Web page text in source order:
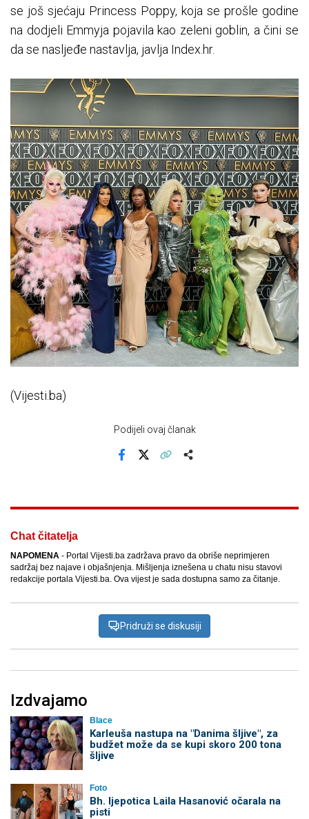
se još sjećaju Princess Poppy, koja se prošle godine
na dodjeli Emmyja pojavila kao zeleni goblin, a čini se
da se nasljeđe nastavlja, javlja Index.hr.
(Vijesti.ba)
Podijeli ovaj članak
Facebook
Chat čitatelja
NAPOMENA - Portal Vijesti.ba zadržava pravo da obriše neprimjeren
sadržaj bez najave i objašnjenja. Mišljenja iznešena u chatu nisu stavovi
redakcije portala Vijesti.ba. Ova vijest je sada dostupna samo za čitanje.
Pridruži se diskusiji
Izdvajamo
Blace
Karleuša nastupa na "Danima šljive", za
budžet može da se kupi skoro 200 tona
šljive
Foto
Bh. ljepotica Laila Hasanović očarala na
pisti